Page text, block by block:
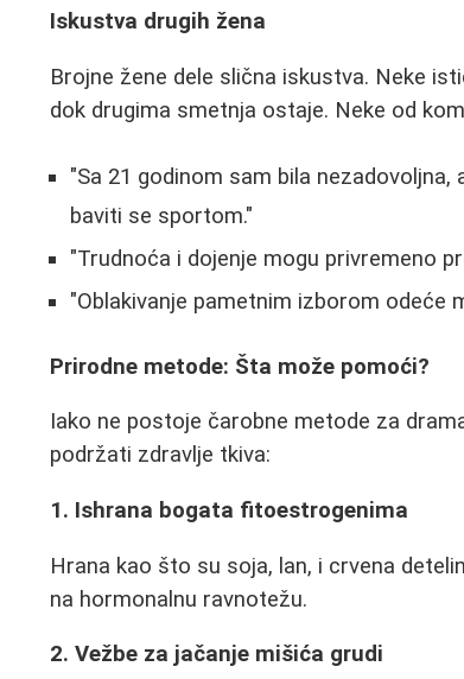
Iskustva drugih žena
Brojne žene dele slična iskustva. Neke
dok drugima smetnja ostaje. Neke od
"Sa 21 godinom sam bila
baviti se sportom."
"Trudnoća i dojenje mogu privremeno
"Oblakivanje pametnim izborom odeće
Prirodne metode: Šta može pomoći?
Iako ne postoje čarobne metode za
podržati zdravlje tkiva:
1. Ishrana bogata fitoestrogenima
Hrana kao što su soja, lan, i crvena
na hormonalnu ravnotežu.
2. Vežbe za jačanje mišića grudi